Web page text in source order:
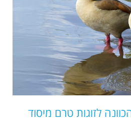
לזוגות טרם מיסוד